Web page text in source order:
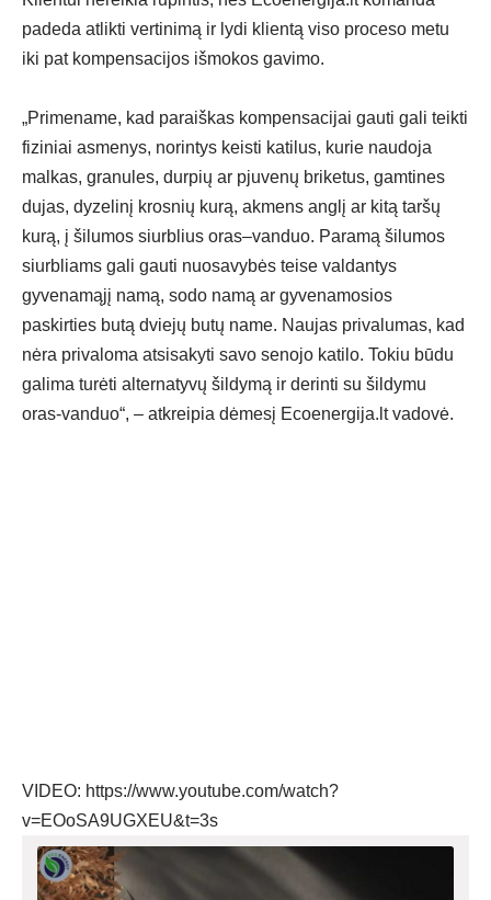
padeda atlikti vertinimą ir lydi klientą viso proceso metu
iki pat kompensacijos išmokos gavimo.
„Primename, kad paraiškas kompensacijai gauti gali teikti
fiziniai asmenys, norintys keisti katilus, kurie naudoja
malkas, granules, durpių ar pjuvenų briketus, gamtines
dujas, dyzelinį krosnių kurą, akmens anglį ar kitą taršų
kurą, į šilumos siurblius oras–vanduo. Paramą šilumos
siurbliams gali gauti nuosavybės teise valdantys
gyvenamąjį namą, sodo namą ar gyvenamosios
paskirties butą dviejų butų name. Naujas privalumas, kad
nėra privaloma atsisakyti savo senojo katilo. Tokiu būdu
galima turėti alternatyvų šildymą ir derinti su šildymu
oras-vanduo“, – atkreipia dėmesį Ecoenergija.lt vadovė.
VIDEO: https://www.youtube.com/watch?
v=EOoSA9UGXEU&t=3s